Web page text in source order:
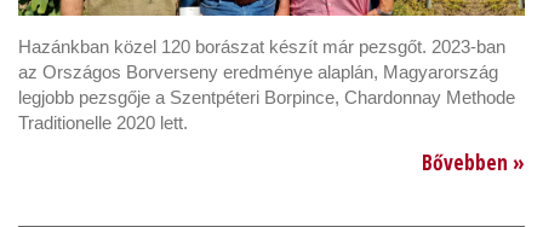
Hazánkban közel 120 borászat készít már pezsgőt. 2023-ban
az Országos Borverseny eredménye alaplán, Magyarország
legjobb pezsgője a Szentpéteri Borpince, Chardonnay Methode
Traditionelle 2020 lett.
Bővebben »